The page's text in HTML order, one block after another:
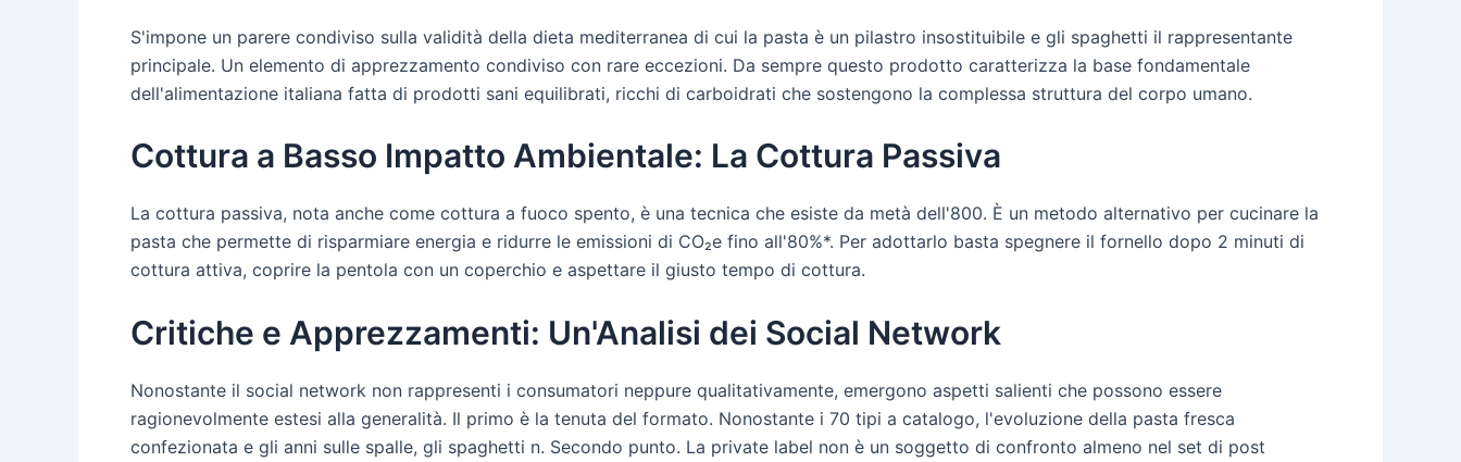
S'impone un parere condiviso sulla validità della dieta mediterranea di cui la pasta è un pilastro insostituibile e gli spaghetti il rappresentante
principale. Un elemento di apprezzamento condiviso con rare eccezioni. Da sempre questo prodotto caratterizza la base fondamentale
dell'alimentazione italiana fatta di prodotti sani equilibrati, ricchi di carboidrati che sostengono la complessa struttura del corpo umano.
Cottura a Basso Impatto Ambientale: La Cottura Passiva
La cottura passiva, nota anche come cottura a fuoco spento, è una tecnica che esiste da metà dell'800. È un metodo alternativo per cucinare la
pasta che permette di risparmiare energia e ridurre le emissioni di CO₂e fino all'80%*. Per adottarlo basta spegnere il fornello dopo 2 minuti di
cottura attiva, coprire la pentola con un coperchio e aspettare il giusto tempo di cottura.
Critiche e Apprezzamenti: Un'Analisi dei Social Network
Nonostante il social network non rappresenti i consumatori neppure qualitativamente, emergono aspetti salienti che possono essere
ragionevolmente estesi alla generalità. Il primo è la tenuta del formato. Nonostante i 70 tipi a catalogo, l'evoluzione della pasta fresca
confezionata e gli anni sulle spalle, gli spaghetti n. Secondo punto. La private label non è un soggetto di confronto almeno nel set di post